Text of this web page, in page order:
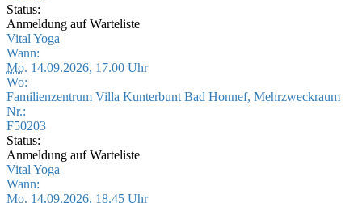
Status:
Anmeldung auf Warteliste
Vital Yoga
Wann:
Mo. 14.09.2026, 17.00 Uhr
Wo:
Familienzentrum Villa Kunterbunt Bad Honnef, Mehrzweckraum
Nr.:
F50203
Status:
Anmeldung auf Warteliste
Vital Yoga
Wann:
Mo. 14.09.2026, 18.45 Uhr